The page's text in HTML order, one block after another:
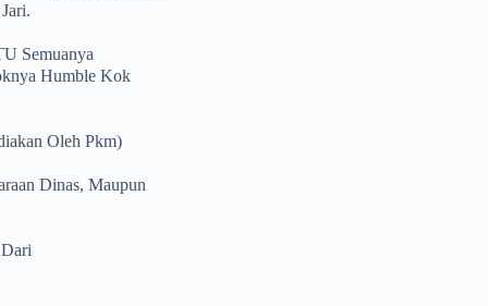
Semuanya
Humble Kok
Oleh Pkm)
Dinas, Maupun